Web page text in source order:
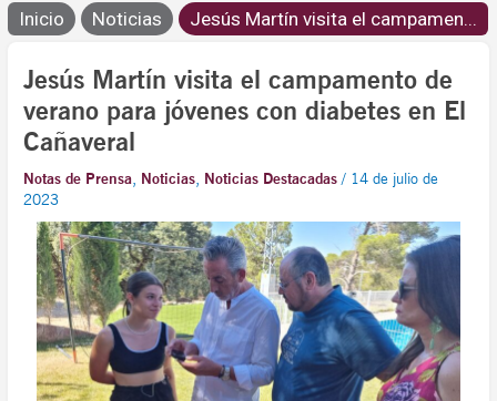
Inicio Noticias Jesús Martín visita el campamen...
Jesús Martín visita el campamento de
verano para jóvenes con diabetes en El
Cañaveral
Notas de Prensa, Noticias, Noticias Destacadas / 14 de julio de
2023